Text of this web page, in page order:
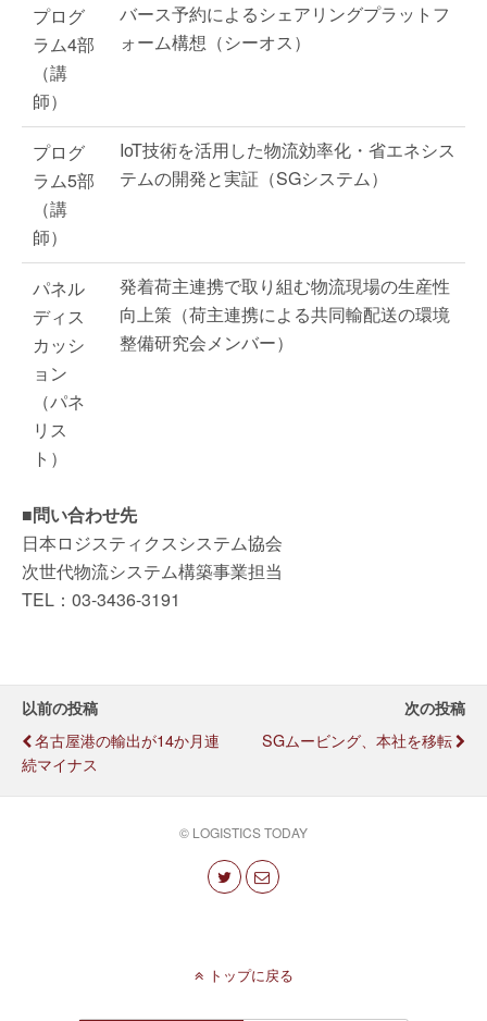
プログ
ラム4部
（講
師）
バース予約によるシェアリングプラットフ
ォーム構想（シーオス）
プログ
ラム5部
（講
師）
IoT技術を活用した物流効率化・省エネシス
テムの開発と実証（SGシステム）
パネル
ディス
カッシ
ョン
（パネ
リス
ト）
発着荷主連携で取り組む物流現場の生産性
向上策（荷主連携による共同輸配送の環境
整備研究会メンバー）
■問い合わせ先
日本ロジスティクスシステム協会
次世代物流システム構築事業担当
TEL：03-3436-3191
以前の投稿
名古屋港の輸出が14か月連
続マイナス
次の投稿
SGムービング、本社を移転
© LOGISTICS TODAY
トップに戻る